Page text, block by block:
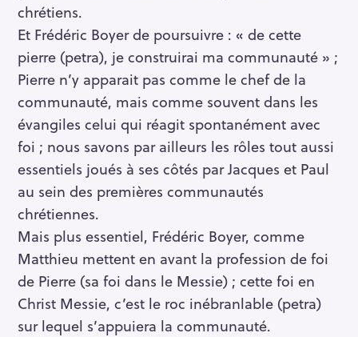
chrétiens.
Et Frédéric Boyer de poursuivre : « de cette
pierre (petra), je construirai ma communauté » ;
Pierre n’y apparait pas comme le chef de la
communauté, mais comme souvent dans les
évangiles celui qui réagit spontanément avec
foi ; nous savons par ailleurs les rôles tout aussi
essentiels joués à ses côtés par Jacques et Paul
au sein des premières communautés
chrétiennes.
Mais plus essentiel, Frédéric Boyer, comme
Matthieu mettent en avant la profession de foi
de Pierre (sa foi dans le Messie) ; cette foi en
Christ Messie, c’est le roc inébranlable (petra)
sur lequel s’appuiera la communauté.